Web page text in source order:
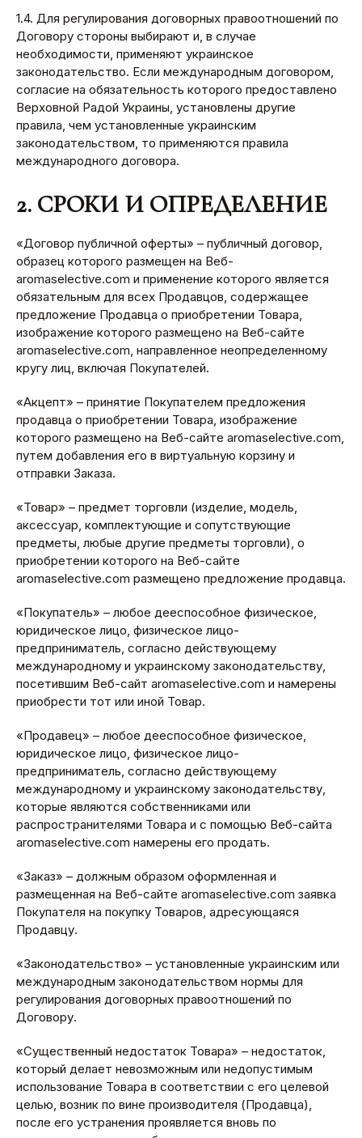
1.4. Для регулирования договорных правоотношений по
Договору стороны выбирают и, в случае
необходимости, применяют украинское
законодательство. Если международным договором,
согласие на обязательность которого предоставлено
Верховной Радой Украины, установлены другие
правила, чем установленные украинским
законодательством, то применяются правила
международного договора.
2. СРОКИ И ОПРЕДЕЛЕНИЕ
«Договор публичной оферты» – публичный договор,
образец которого размещен на Веб-
aromaselective.com и применение которого является
обязательным для всех Продавцов, содержащее
предложение Продавца о приобретении Товара,
изображение которого размещено на Веб-сайте
aromaselective.com, направленное неопределенному
кругу лиц, включая Покупателей.
«Акцепт» – принятие Покупателем предложения
продавца о приобретении Товара, изображение
которого размещено на Веб-сайте aromaselective.com,
путем добавления его в виртуальную корзину и
отправки Заказа.
«Товар» – предмет торговли (изделие, модель,
аксессуар, комплектующие и сопутствующие
предметы, любые другие предметы торговли), о
приобретении которого на Веб-сайте
aromaselective.com размещено предложение продавца.
«Покупатель» – любое дееспособное физическое,
юридическое лицо, физическое лицо-
предприниматель, согласно действующему
международному и украинскому законодательству,
посетившим Веб-сайт aromaselective.com и намерены
приобрести тот или иной Товар.
«Продавец» – любое дееспособное физическое,
юридическое лицо, физическое лицо-
предприниматель, согласно действующему
международному и украинскому законодательству,
которые являются собственниками или
распространителями Товара и с помощью Веб-сайта
aromaselective.com намерены его продать.
«Заказ» – должным образом оформленная и
размещенная на Веб-сайте aromaselective.com заявка
Покупателя на покупку Товаров, адресующаяся
Продавцу.
«Законодательство» – установленные украинским или
международным законодательством нормы для
регулирования договорных правоотношений по
Договору.
«Существенный недостаток Товара» – недостаток,
который делает невозможным или недопустимым
использование Товара в соответствии с его целевой
целью, возник по вине производителя (Продавца),
после его устранения проявляется вновь по